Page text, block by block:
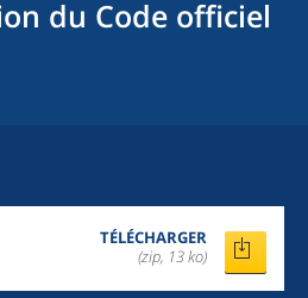
du Code officiel
TÉLÉCHARGER
(zip, 13 ko)